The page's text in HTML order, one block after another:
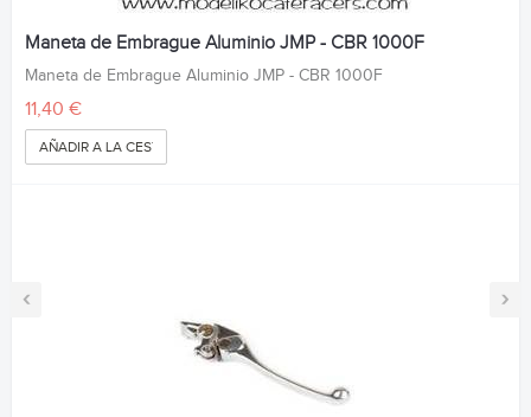
‹ ›
Maneta de Embrague Aluminio JMP - CBR 1000F
Maneta de Embrague Aluminio JMP - CBR 1000F
11,40 €
AÑADIR A LA CESTA